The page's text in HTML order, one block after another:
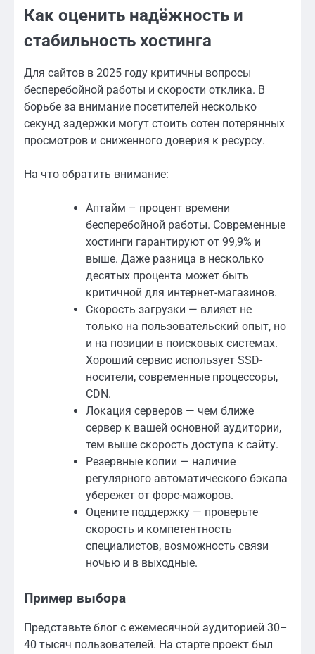
Как оценить надёжность и
стабильность хостинга
Для сайтов в 2025 году критичны вопросы
бесперебойной работы и скорости отклика. В
борьбе за внимание посетителей несколько
секунд задержки могут стоить сотен потерянных
просмотров и сниженного доверия к ресурсу.
На что обратить внимание:
Аптайм – процент времени
бесперебойной работы. Современные
хостинги гарантируют от 99,9% и
выше. Даже разница в несколько
десятых процента может быть
критичной для интернет-магазинов.
Скорость загрузки — влияет не
только на пользовательский опыт, но
и на позиции в поисковых системах.
Хороший сервис использует SSD-
носители, современные процессоры,
CDN.
Локация серверов — чем ближе
сервер к вашей основной аудитории,
тем выше скорость доступа к сайту.
Резервные копии — наличие
регулярного автоматического бэкапа
убережет от форс-мажоров.
Оцените поддержку — проверьте
скорость и компетентность
специалистов, возможность связи
ночью и в выходные.
Пример выбора
Представьте блог с ежемесячной аудиторией 30–
40 тысяч пользователей. На старте проект был